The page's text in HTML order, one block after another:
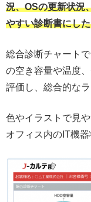
況、OSの更新状況
やすい診断書にし
総合診断チャート
の空き容量や温度
評価し、総合的な
色やイラストで見
オフィス内のIT機器